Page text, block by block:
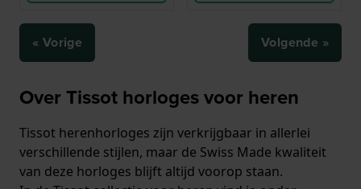
« Vorige Volgende »
Over Tissot horloges voor heren
Tissot herenhorloges zijn verkrijgbaar in allerlei
verschillende stijlen, maar de Swiss Made kwaliteit
van deze horloges blijft altijd voorop staan.